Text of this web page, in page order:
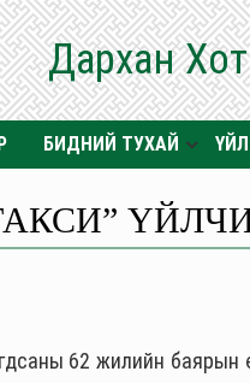
Дархан
БИДНИЙ ТУХАЙ
62 жилийн баярын